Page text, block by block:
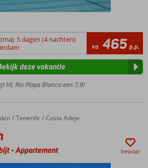
5 dagen (4 nachten)
va 465 p.p.
HL Rio Playa Blanca een 7,9!
deze vakantie
Tenerife Costa Adeje
-Appartement bewaar